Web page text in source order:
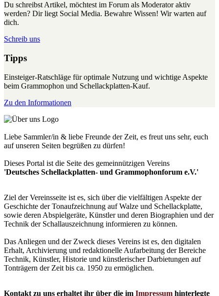
Du schreibst Artikel, möchtest im Forum als Moderator aktiv
werden? Dir liegt Social Media. Bewahre Wissen! Wir warten auf
dich.
Schreib uns
Tipps
Einsteiger-Ratschläge für optimale Nutzung und wichtige Aspekte
beim Grammophon und Schellackplatten-Kauf.
Zu den Informationen
Liebe Sammler/in & liebe Freunde der Zeit, es freut uns sehr, euch
auf unseren Seiten begrüßen zu dürfen!
Dieses Portal ist die Seite des gemeinnützigen Vereins
'Deutsches Schellackplatten- und Grammophonforum e.V.'
Ziel der Vereinsseite ist es, sich über die vielfältigen Aspekte der
Geschichte der Tonaufzeichnung auf Walze und Schellackplatte,
sowie deren Abspielgeräte, Künstler und deren Biographien und der
Technik der Schallauszeichnung informieren zu können.
Das Anliegen und der Zweck dieses Vereins ist es, den digitalen
Erhalt, Archivierung und redaktionelle Aufarbeitung der Bereiche
Technik, Künstler, Historie und künstlerischer Darbietungen auf
Tonträgern der Zeit bis ca. 1950 zu ermöglichen.
Kontakt zu uns erhaltet ihr über die im Impressum hinterlegte